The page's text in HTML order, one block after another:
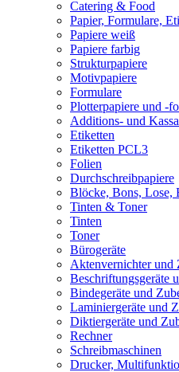
Catering & Food
Papier, Formulare,
Papiere weiß
Papiere farbig
Strukturpapiere
Motivpapiere
Formulare
Plotterpapiere und -
Additions- und
Etiketten
Etiketten PCL3
Folien
Durchschreibpapiere
Blöcke, Bons, Lose,
Tinten & Toner
Tinten
Toner
Bürogeräte
Aktenvernichter und
Beschriftungsgeräte
Bindegeräte und
Laminiergeräte und
Diktiergeräte und
Rechner
Schreibmaschinen
Drucker,